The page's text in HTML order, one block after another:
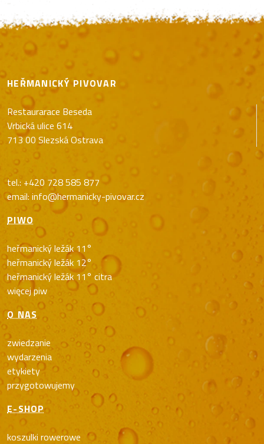
HEŘMANICKÝ PIVOVAR
Restaurarace Beseda
Vrbická ulice 614
713 00 Slezská Ostrava
tel.: +420 728 585 877
email: info@hermanicky-pivovar.cz
PIWO
heřmanický ležák 11°
heřmanický ležák 12°
heřmanický ležák 11° citra
więcej piw
O NAS
zwiedzanie
wydarzenia
etykiety
przygotowujemy
E-SHOP
koszulki rowerowe